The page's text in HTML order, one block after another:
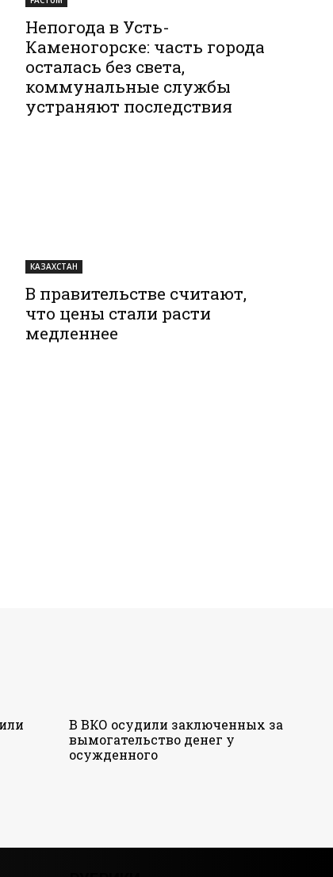
Непогода в Усть-
Каменогорске: часть города
осталась без света,
коммунальные службы
устраняют последствия
КАЗАХСТАН
В правительстве считают,
что цены стали расти
медленнее
В ВКО осудили заключенных за
вымогательство денег у
осужденного